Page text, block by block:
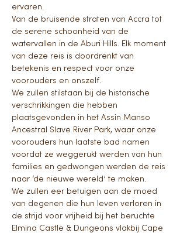
ervaren.
Van de bruisende straten van Accra tot
de serene schoonheid van de
watervallen in de Aburi Hills. Elk moment
van deze reis is doordrenkt van
betekenis en respect voor onze
voorouders en onszelf.
We zullen stilstaan bij de historische
verschrikkingen die hebben
plaatsgevonden in het Assin Manso
Ancestral Slave River Park, waar onze
voorouders hun laatste bad namen
voordat ze weggerukt werden van hun
families en gedwongen werden de reis
naar ‘de nieuwe wereld’ te maken.
We zullen eer betuigen aan de moed
van degenen die hun leven verloren in
de strijd voor vrijheid bij het beruchte
Elmina Castle & Dungeons vlakbij Cape